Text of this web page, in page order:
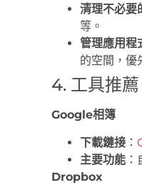
清理不必要
等。
管理應用程
的空間，優
4. 工具推薦
Google相簿
下載鏈接 ：
主要功能
Dropbox